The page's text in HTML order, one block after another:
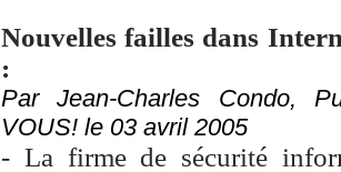
Nouvelles failles dans
:
Par Jean-Charles Condo,
VOUS! le 03 avril 2005
- La firme de sécurité